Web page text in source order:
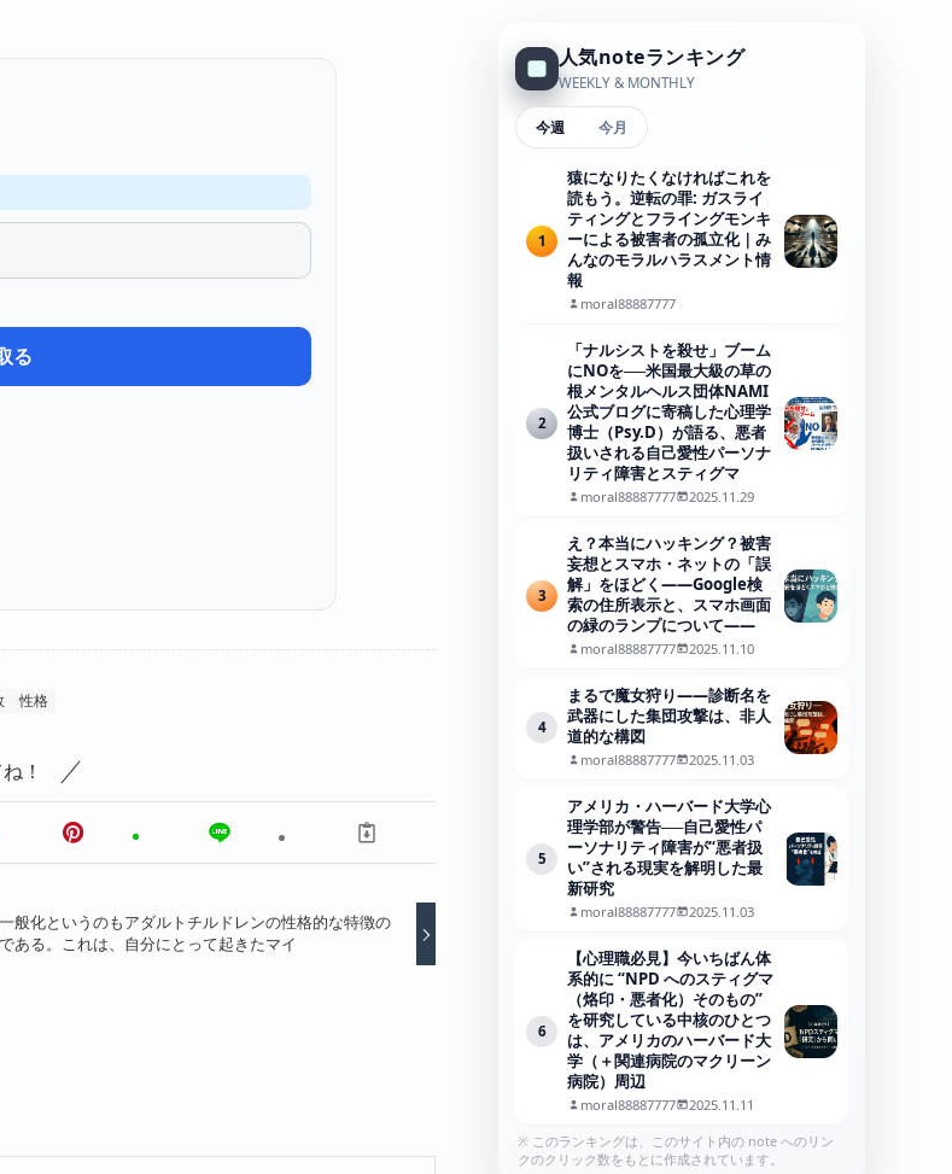
る
性格
！
般化というのもアダルトチルドレンの性格的な特徴の
ある。これは、自分にとって起きたマイ
人気noteランキング
WEEKLY & MONTHLY
今週 今月
1
猿になりたくなければこれを
読もう。逆転の罪: ガスライ
ティングとフライングモンキ
ーによる被害者の孤立化｜み
んなのモラルハラスメント情
報
moral88887777
2
「ナルシストを殺せ」ブーム
にNOを──米国最大級の草の
根メンタルヘルス団体NAMI
公式ブログに寄稿した心理学
博士（Psy.D）が語る、悪者
扱いされる自己愛性パーソナ
リティ障害とスティグマ
moral88887777 2025.11.29
3
え？本当にハッキング？被害
妄想とスマホ・ネットの「誤
解」をほどく――Google検
索の住所表示と、スマホ画面
の緑のランプについて――
moral88887777 2025.11.10
4
まるで魔女狩り——診断名を
武器にした集団攻撃は、非人
道的な構図
moral88887777 2025.11.03
5
アメリカ・ハーバード大学心
理学部が警告──自己愛性パ
ーソナリティ障害が“悪者扱
い”される現実を解明した最
新研究
moral88887777 2025.11.03
6
【心理職必見】今いちばん体
系的に “NPD へのスティグマ
（烙印・悪者化）そのもの”
を研究している中核のひとつ
は、アメリカのハーバード大
学（＋関連病院のマクリーン
病院）周辺
moral88887777
2025.11.11
※ このランキングは、このサイト内の note へのリン
クのクリック数をもとに作成されています。